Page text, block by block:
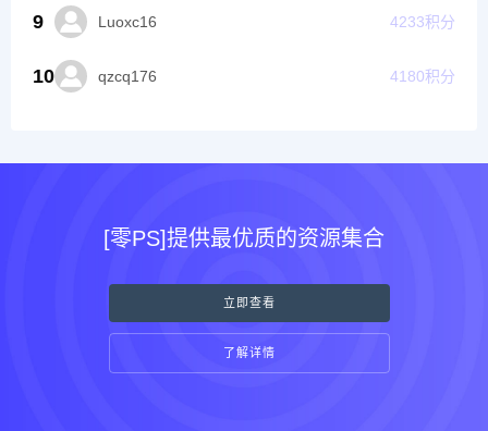
9 Luoxc16 4233积分
10 qzcq176 4180积分
[零PS]提供最优质的资源集合
立即查看
了解详情